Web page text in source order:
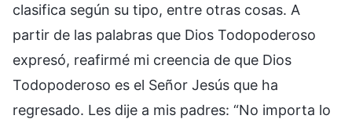
clasifica según su tipo, entre otras cosas. A
partir de las palabras que Dios Todopoderoso
expresó, reafirmé mi creencia de que Dios
Todopoderoso es el Señor Jesús que ha
regresado. Les dije a mis padres: “No importa lo